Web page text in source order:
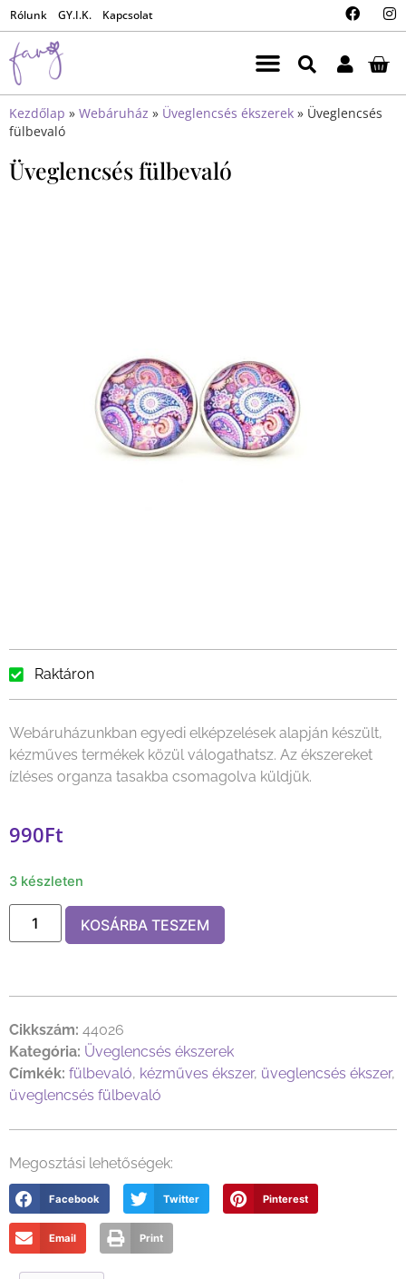
Rólunk GY.I.K. Kapcsolat
Kezdőlap » Webáruház » Üveglencsés ékszerek » Üveglencsés
fülbevaló
Üveglencsés fülbevaló
Raktáron
Webáruházunkban egyedi elképzelések alapján készült,
kézműves termékek közül válogathatsz. Az ékszereket
ízléses organza tasakba csomagolva küldjük.
990Ft
3 készleten
KOSÁRBA TESZEM
Cikkszám: 44026
Kategória: Üveglencsés ékszerek
Címkék: fülbevaló, kézműves ékszer, üveglencsés ékszer,
üveglencsés fülbevaló
Megosztási lehetőségek:
Facebook Twitter Pinterest
Email Print